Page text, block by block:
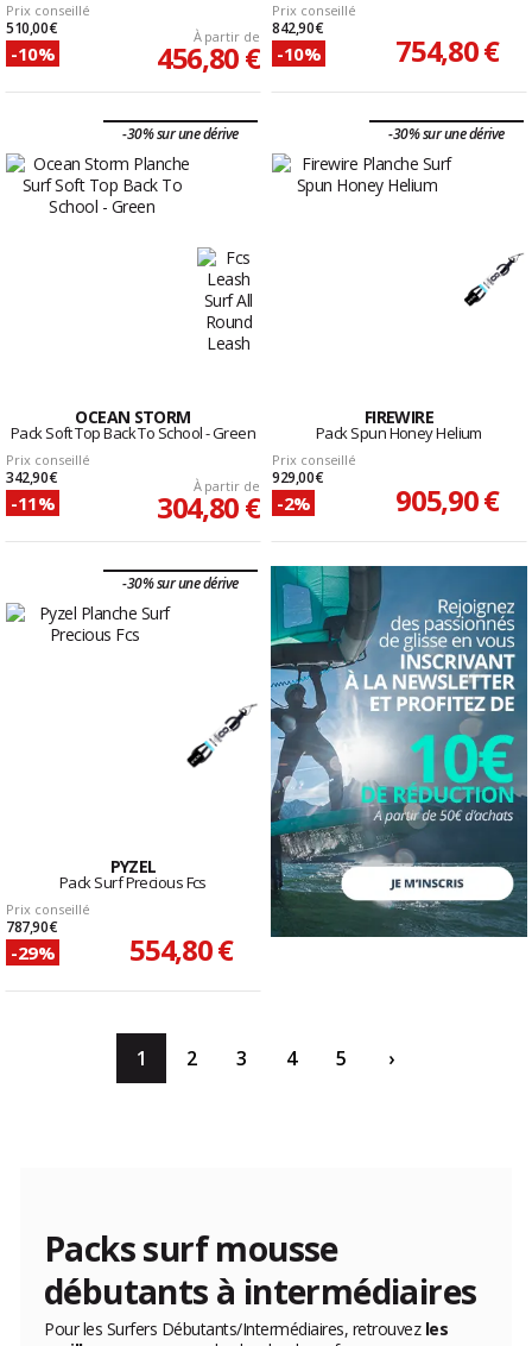
Prix conseillé
510,00 €
-10%
À partir de
456,80 €
Prix conseillé
842,90 €
-10% 754,80 €
-30% sur une dérive
OCEAN STORM
Pack Soft Top Back To School - Green
Prix conseillé
342,90 €
-11%
À partir de
304,80 €
-30% sur une dérive
FIREWIRE
Pack Spun Honey Helium
Prix conseillé
929,00 €
-2% 905,90 €
-30% sur une dérive
PYZEL
Pack Surf Precious Fcs
Prix conseillé
787,90 €
-29% 554,80 €
1 2 3 4 5 ›
Packs surf mousse
débutants à intermédiaires
Pour les Surfers Débutants/Intermédiaires, retrouvez les